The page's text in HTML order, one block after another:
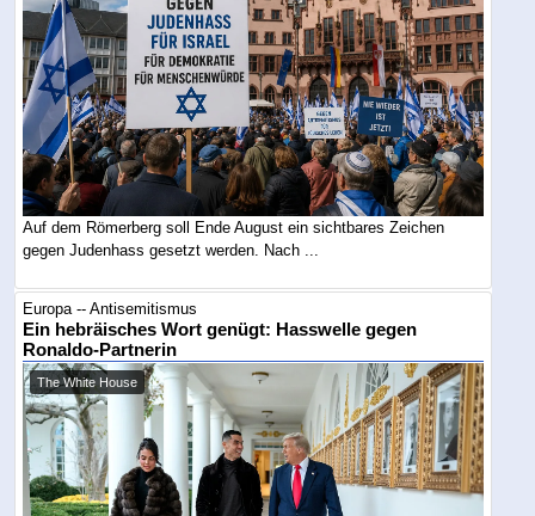
Auf dem Römerberg soll Ende August ein sichtbares Zeichen
gegen Judenhass gesetzt werden. Nach ...
Europa -- Antisemitismus
Ein hebräisches Wort genügt: Hasswelle gegen
Ronaldo-Partnerin
The White House